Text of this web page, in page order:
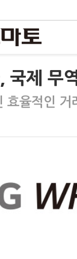
국제 무
효율적인 거